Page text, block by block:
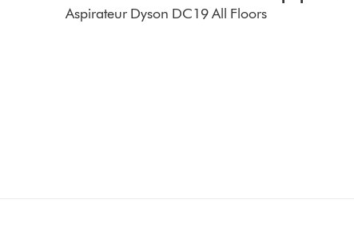
Aspirateur Dyson DC19 All Floors